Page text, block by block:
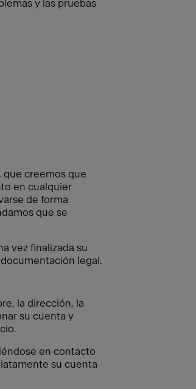
y las pruebas
que creemos que
en cualquier
de forma
que se
vez finalizada su
legal.
la dirección, la
su cuenta y
en contacto
su cuenta